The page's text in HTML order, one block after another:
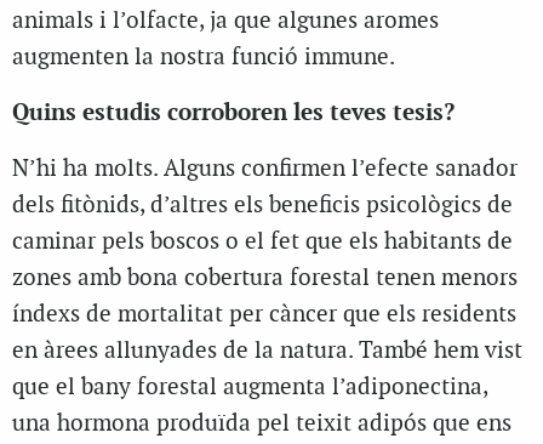
animals i l’olfacte, ja que algunes aromes
augmenten la nostra funció immune.
Quins estudis corroboren les teves tesis?
N’hi ha molts. Alguns confirmen l’efecte sanador
dels fitònids, d’altres els beneficis psicològics de
caminar pels boscos o el fet que els habitants de
zones amb bona cobertura forestal tenen menors
índexs de mortalitat per càncer que els residents
en àrees allunyades de la natura. També hem vist
que el bany forestal augmenta l’adiponectina,
una hormona produïda pel teixit adipós que ens